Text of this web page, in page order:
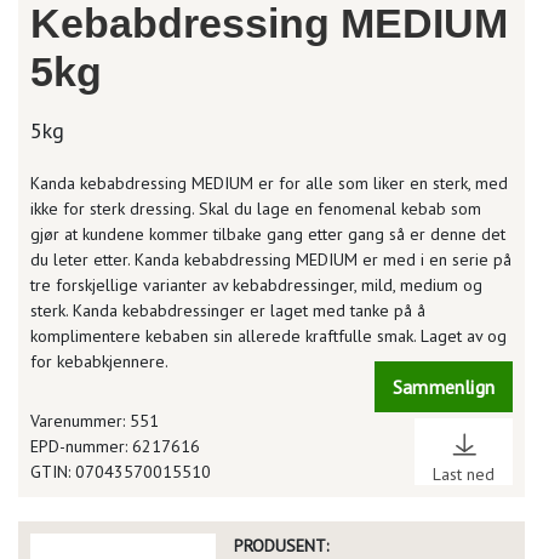
Kebabdressing MEDIUM
5kg
5kg
Kanda kebabdressing MEDIUM er for alle som liker en sterk, med
ikke for sterk dressing. Skal du lage en fenomenal kebab som
gjør at kundene kommer tilbake gang etter gang så er denne det
du leter etter. Kanda kebabdressing MEDIUM er med i en serie på
tre forskjellige varianter av kebabdressinger, mild, medium og
sterk. Kanda kebabdressinger er laget med tanke på å
komplimentere kebaben sin allerede kraftfulle smak. Laget av og
for kebabkjennere.
Sammenlign
Last ned
Varenummer: 551
EPD-nummer: 6217616
GTIN: 07043570015510
PRODUSENT: